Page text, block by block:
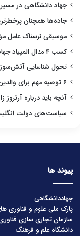
جهاد دانشگاهی در
جاده‌ها همچنان
موسیقی ترسناک عامل
کسب ۴ مدال المپیاد جهانی هوش مصنوعی برای ایران
تحول شناسایی
۶ توصیه مهم برای والدین پیش از بازگشایی مدارس
آنچه باید درباره آرتروز
سیاست‌های دولت
پیوند ها
جهاددانشگاهی
پارک ملی علوم و فناوری
سازمان تجاری سازی
دانشگاه علم و فرهنگ